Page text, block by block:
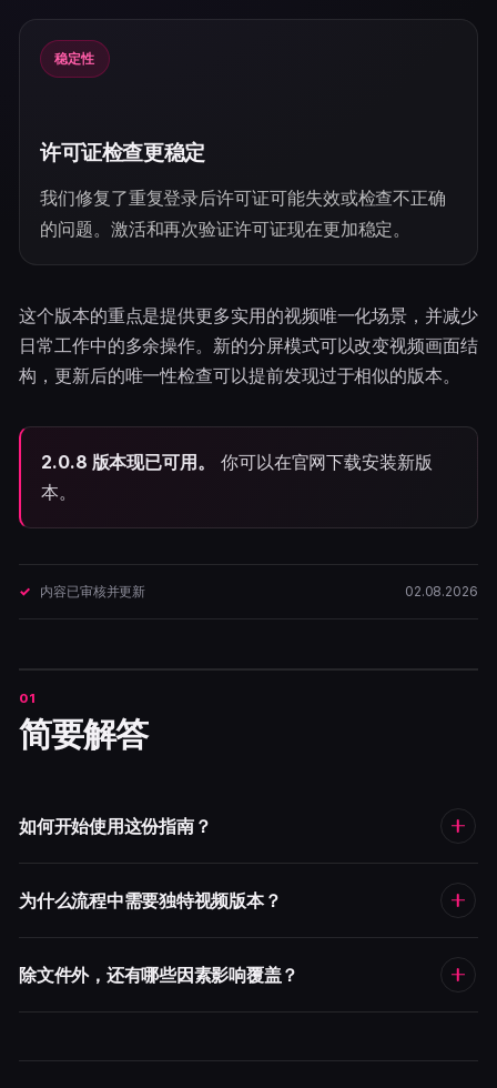
稳定性
许可证检查更稳定
我们修复了重复登录后许可证可能失效或检查不正确
的问题。激活和再次验证许可证现在更加稳定。
这个版本的重点是提供更多实用的视频唯一化场景，并减少
日常工作中的多余操作。新的分屏模式可以改变视频画面结
构，更新后的唯一性检查可以提前发现过于相似的版本。
2.0.8 版本现已可用。
你可以在官网下载安装新版
本。
内容已审核并更新 02.08.2026
简要解答
如何开始使用这份指南？
为什么流程中需要独特视频版本？
除文件外，还有哪些因素影响覆盖？